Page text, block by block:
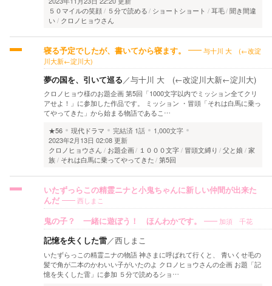
５０マイルの笑顔
５分で読める ショートショート 耳毛 聞き間違
い
クロノヒョウさん
寝る予定でしたが、書いてから寝ます。
与十川 大 (←改淀
川大新←淀川大)
夢の国を、引いて巡る ／与十川 大 (←改淀川大新←淀川大)
クロノヒョウ様のお題企画 第5回「1000文字以内でミッション全てクリ
アせよ！」に参加した作品です。 ミッション ・冒頭「それは白馬に乗っ
てやってきた」から始まる物語であるこ…
★56
現代ドラマ 完結済 1話
1,000文字
2023年2月13日 02:08 更新
クロノヒョウさん
お題企画 １０００文字 冒頭文縛り 父と娘
家
族
それは白馬に乗ってやってきた 第5回
いたずっらこの精霊ニナと小鬼ちゃんに新しい仲間が出来た
んだ
西しまこ
鬼の子？ 一緒に遊ぼう！ ほんわかです。 加須 千花
記憶を失くした雷／西しまこ
いたずらっこの精霊ニナの物語 神さまに呼ばれて行くと、 青いくせ毛の
髪で角が二本のかわいい子がいたのよ クロノヒョウさんの企画 お題「記
憶を失くした雷」に参加 ５分で読めるショ…